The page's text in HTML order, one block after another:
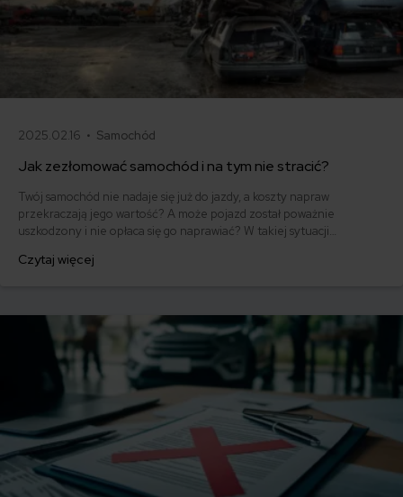
2025.02.16 • Samochód
Jak zezłomować samochód i na tym nie stracić?
Twój samochód nie nadaje się już do jazdy, a koszty napraw
przekraczają jego wartość? A może pojazd został poważnie
uszkodzony i nie opłaca się go naprawiać? W takiej sytuacji
legalna utylizacja w stacji demontażu. Dzięki temu nie tylko
Czytaj więcej